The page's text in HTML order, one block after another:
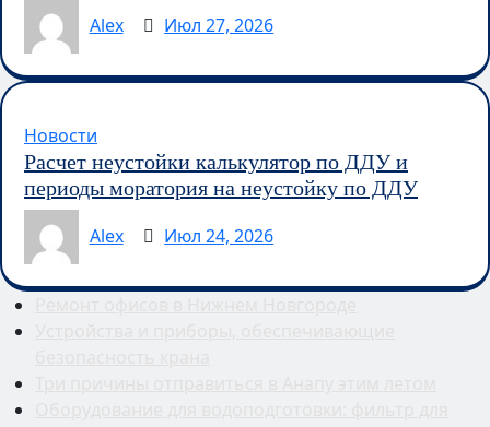
Alex
Июл 27, 2026
Новости
Расчет неустойки калькулятор по ДДУ и
периоды моратория на неустойку по ДДУ
Alex
Июл 24, 2026